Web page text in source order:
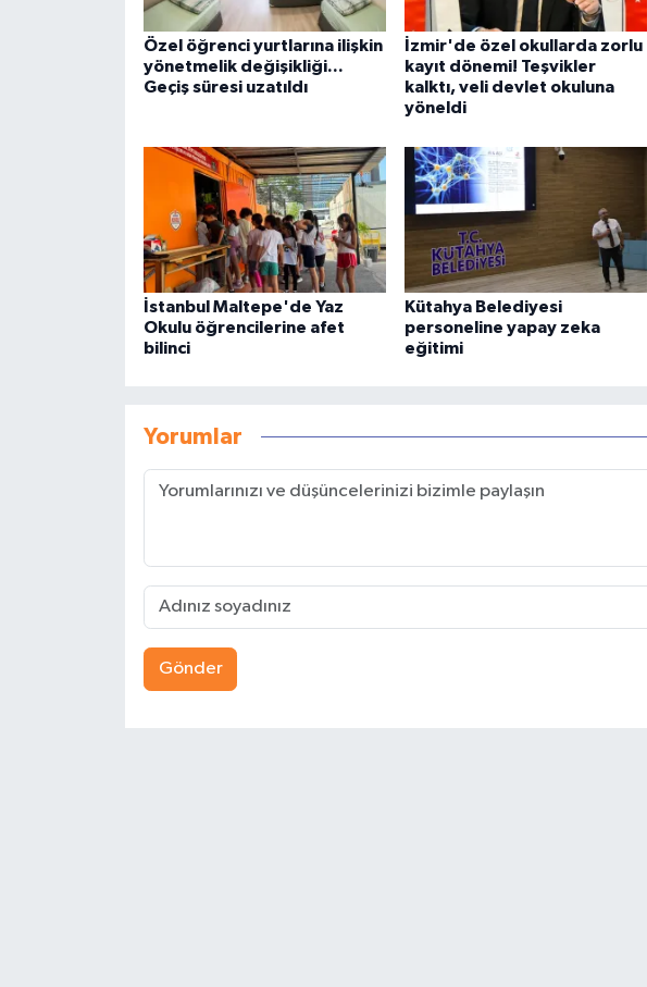
Özel öğrenci yurtlarına ilişkin
yönetmelik değişikliği...
Geçiş süresi uzatıldı
İzmir'de özel okullarda zorlu
kayıt dönemi! Teşvikler
kalktı, veli devlet okuluna
yöneldi
İstanbul Maltepe'de Yaz
Okulu öğrencilerine afet
bilinci
Kütahya Belediyesi
personeline yapay zeka
eğitimi
Yorumlar
Gönder